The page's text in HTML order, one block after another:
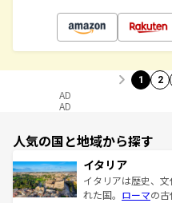
1 2
AD
AD
人気の国と地域から探す
イタリア
イタリアは歴史、
れた国。 ローマの